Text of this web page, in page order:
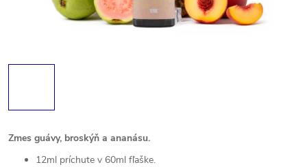
Zmes guávy, broskýň a ananásu.
12ml príchute v 60ml fľaške.